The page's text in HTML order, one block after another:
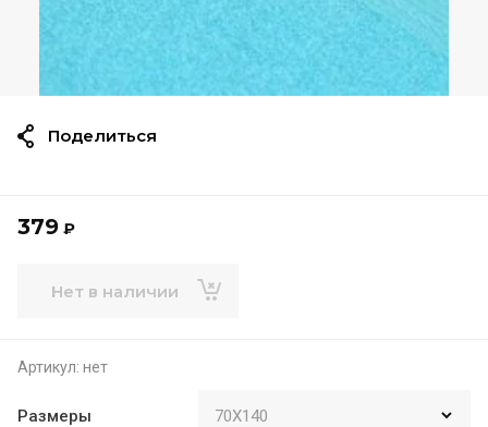
379 ₽
Нет в наличии
Артикул: нет
Размеры
Поделиться